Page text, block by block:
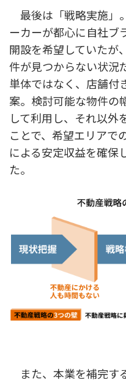
最後は「戦略実施」
ーカーが都心に自社ブ
開設を希望していたが
件が見つからない状況
単体ではなく、店舗付
案。検討可能な物件の
して利用し、それ以外
ことで、希望エリアで
による安定収益を確保
た。
また、本業を補完す